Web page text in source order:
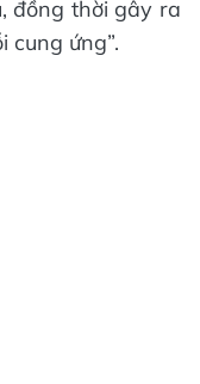
đồng thời gây ra
cung ứng”.